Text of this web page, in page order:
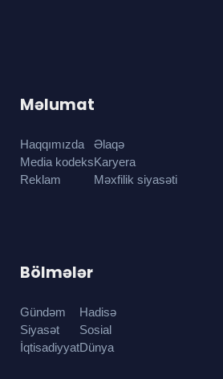
Məlumat
Haqqımızda
Media kodeks
Reklam
Əlaqə
Karyera
Məxfilik siyasəti
Bölmələr
Gündəm
Siyasət
İqtisadiyyat
Hadisə
Sosial
Dünya